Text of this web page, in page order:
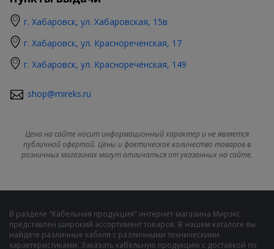
г. Хабаровск, ул. Хабаровская, 15в
г. Хабаровск, ул. Краснореченская, 17
г. Хабаровск, ул. Краснореченская, 149
shop@mireks.ru
Цена на сайте носит информационный характер и не является
публичной офертой. Цены и фактическое количество товаров в
розничных магазинах могут отличаться от указанных на сайте.
В разделе "Кабельная продукция" интернет-магазина Мирэкс
представлен широкий ассортимент товаров. В нашем каталоге вы
найдете различные кабеля с различными техническими
характеристиками. Заказать кабельную продукцию с доставкой по